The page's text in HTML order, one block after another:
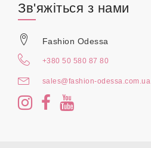
Зв'яжіться з нами
Fashion Odessa
+380 50 580 87 80
sales@fashion-odessa.com.ua